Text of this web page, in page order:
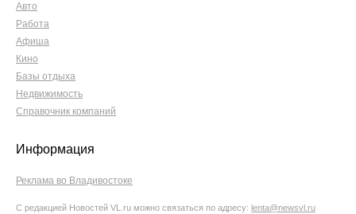
Авто
Работа
Афиша
Кино
Базы отдыха
Недвижимость
Справочник компаний
Информация
Реклама во Владивостоке
С редакцией Новостей VL.ru можно связаться по адресу: lenta@newsvl.ru